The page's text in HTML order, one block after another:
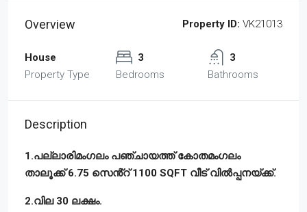
Overview Property ID: VK21013
House
Property Type
3
Bedrooms
3
Bathrooms
Description
1.പല്ലാരിമംഗലം പഞ്ചായത്ത് കോതമംഗലം
താലൂക്ക് 6.75 സെൻ്റ് 1100 SQFT വീട് വിൽപ്പനയ്ക്ക്.
2.വില 30 ലക്ഷം.